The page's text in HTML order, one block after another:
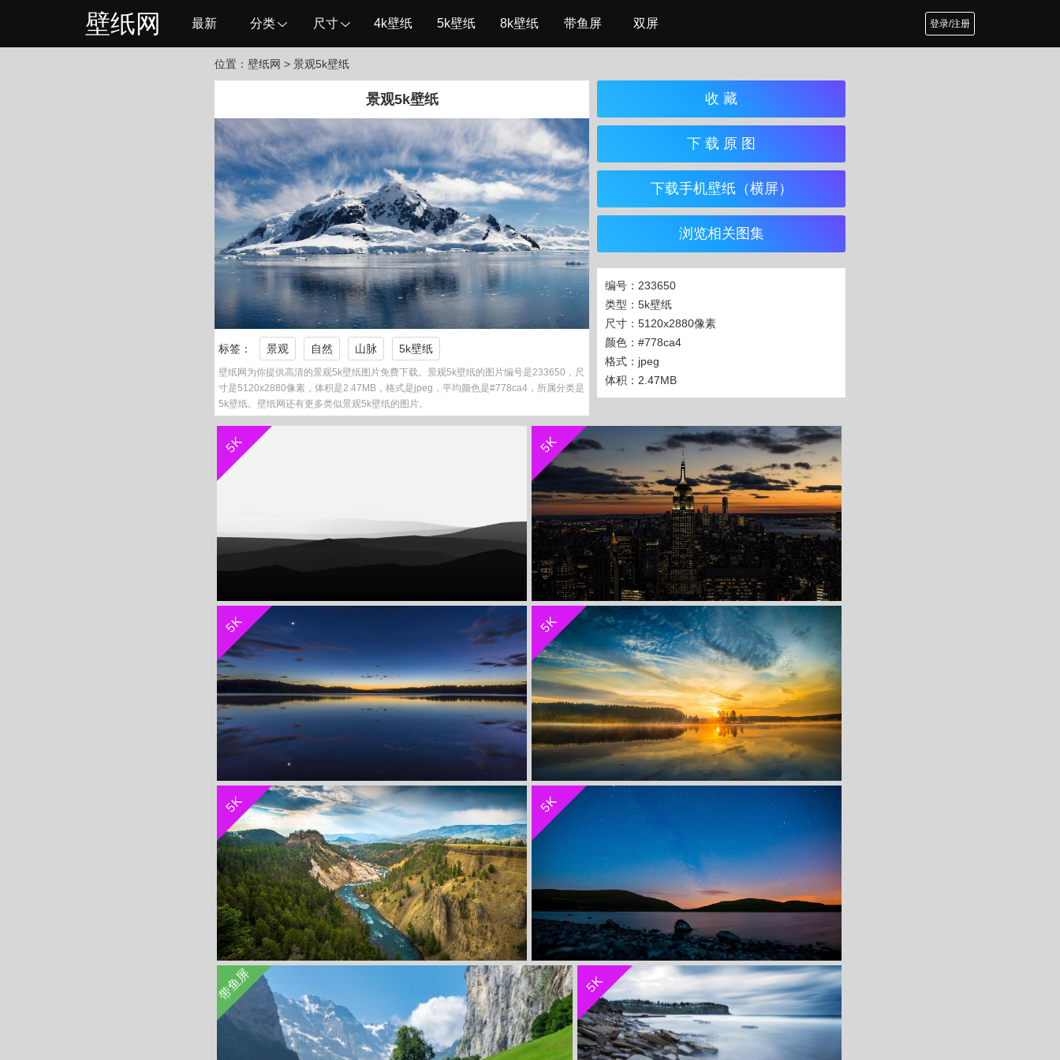
壁纸网 最新 分类 尺寸 4k壁纸 5k壁纸 8k壁纸 带鱼屏 双屏 登录/注册
位置： 壁纸网 > 景观5k壁纸
景观5k壁纸
标签： 景观 自然 山脉 5k壁纸
壁纸网为你提供高清的景观5k壁纸图片免费下载。景观5k壁纸的图片编号是233650，尺
寸是5120x2880像素，体积是2.47MB，格式是jpeg，平均颜色是#778ca4，所属分类是
5k壁纸。壁纸网还有更多类似景观5k壁纸的图片。
收 藏
下 载 原 图
下载手机壁纸（横屏）
浏览相关图集
编号：233650
类型：5k壁纸
尺寸：5120x2880像素
颜色：#778ca4
格式：jpeg
体积：2.47MB
5K
收 藏
5K
景观5k壁纸
5K
景观5k壁纸
5K
景观5k壁纸
立 即 下 载
收 藏
5K
立 即 下 载
5K
景观5k壁纸
立 即 下 载
收 藏
带鱼屏
立 即 下 载
收 藏
5K
立 即 下 载
收 藏